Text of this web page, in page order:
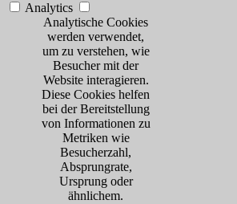
Analytics
Analytische Cookies
werden verwendet,
um zu verstehen, wie
Besucher mit der
Website interagieren.
Diese Cookies helfen
bei der Bereitstellung
von Informationen zu
Metriken wie
Besucherzahl,
Absprungrate,
Ursprung oder
ähnlichem.